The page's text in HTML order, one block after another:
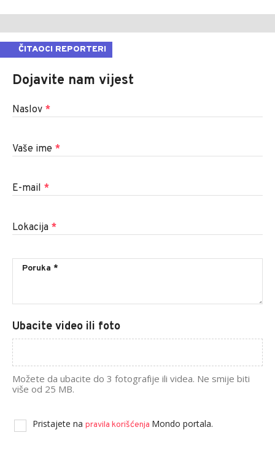
ČITAOCI REPORTERI
Dojavite nam vijest
Naslov *
Vaše ime *
E-mail *
Lokacija *
Ubacite video ili foto
Možete da ubacite do 3 fotografije ili videa. Ne smije biti
više od 25 MB.
Pristajete na pravila korišćenja Mondo portala.